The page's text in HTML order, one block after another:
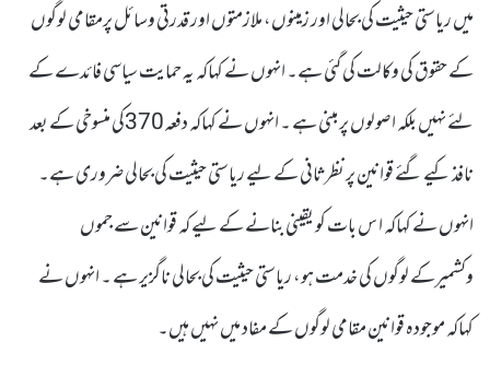
میں ریاستی حیثیت کی بحالی اور زمینوں، ملازمتوں اور قدرتی وسائل پرمقامی لوگوں
کے حقوق کی وکالت کی گئی ہے۔ انہوں نے کہاکہ یہ حمایت سیاسی فائدے کے
لئے نہیں بلکہ اصولوں پر مبنی ہے ۔ انہوں نے کہاکہ دفعہ370کی منسوخی کے بعد
نافذ کیے گئے قوانین پر نظرثانی کے لیے ریاستی حیثیت کی بحالی ضروری ہے۔
انہوں نے کہاکہ ا س بات کو یقینی بنانے کے لیے کہ قوانین سے جموں
وکشمیرکے لوگوں کی خدمت ہو، ریاستی حیثیت کی بحالی ناگزیر ہے ۔ انہوں نے
کہاکہ موجودہ قوانین مقامی لوگوں کے مفاد میں نہیں ہیں۔